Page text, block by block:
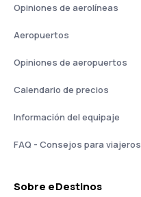
Opiniones de aerolíneas
Aeropuertos
Opiniones de aeropuertos
Calendario de precios
Información del equipaje
FAQ - Consejos para viajeros
Sobre eDestinos